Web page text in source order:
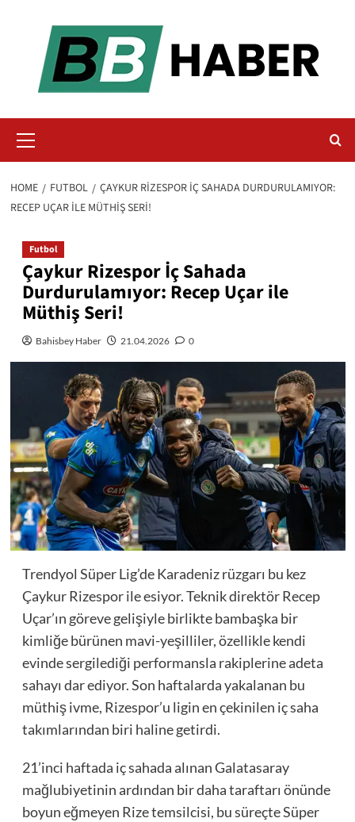
Menu
HOME FUTBOL
ÇAYKUR RIZESPOR İÇ SAHADA DURDURULAMIYOR:
RECEP UÇAR ILE MÜTHIŞ SERI!
Futbol
Çaykur Rizespor İç Sahada
Durdurulamıyor: Recep Uçar ile
Müthiş Seri!
Bahisbey Haber 21.04.2026 0
Trendyol Süper Lig’de Karadeniz rüzgarı bu kez
Çaykur Rizespor ile esiyor. Teknik direktör Recep
Uçar’ın göreve gelişiyle birlikte bambaşka bir
kimliğe bürünen mavi-yeşilliler, özellikle kendi
evinde sergilediği performansla rakiplerine adeta
sahayı dar ediyor. Son haftalarda yakalanan bu
müthiş ivme, Rizespor’u ligin en çekinilen iç saha
takımlarından biri haline getirdi.
21’inci haftada iç sahada alınan Galatasaray
mağlubiyetinin ardından bir daha taraftarı önünde
boyun eğmeyen Rize temsilcisi, bu süreçte Süper